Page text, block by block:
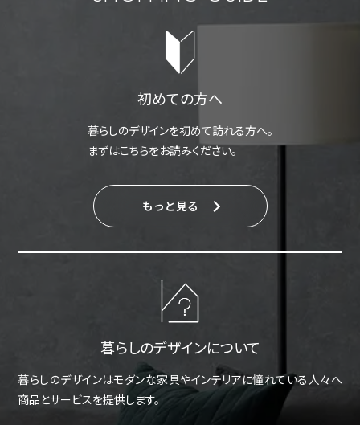
初めての方へ
暮らしのデザインを初めて訪れる方へ。
まずはこちらをお読みください。
もっと見る
暮らしのデザインについて
暮らしのデザインはモダンな家具やインテリアに憧れている人々へ
商品とサービスを提供します。